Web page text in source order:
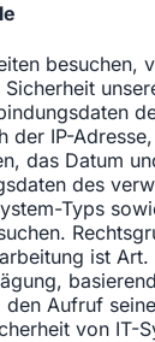
besuchen,
der IP-
das Datum
des
Typs
ist Art.
den Aufruf
von IT-